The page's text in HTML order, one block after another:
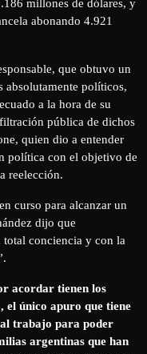
millones de dólares, y
abonando 4.921
que obtuvo un
políticos,
a la hora de su
pública de dichos
quien dio a entender
política con el objetivo de
reelección.
curso para alcanzar un
dijo que
total conciencia y con la
acordar tienen los
el único apuro que tiene
al trabajo para poder
argentinas que han